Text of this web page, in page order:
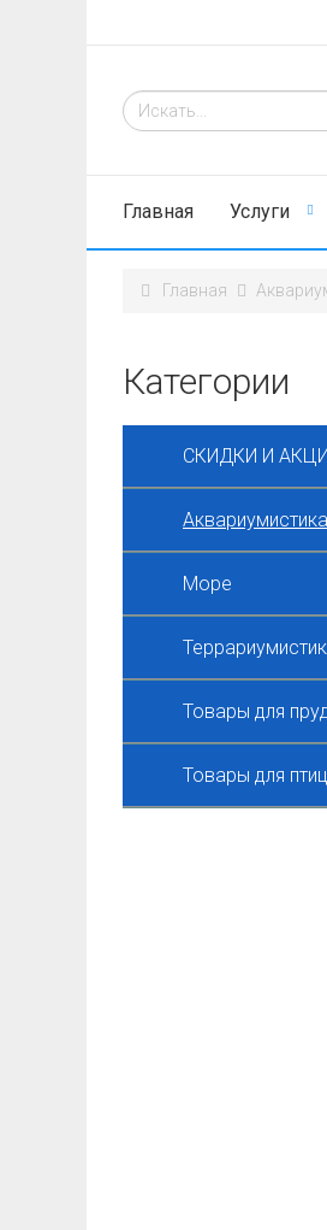
Главная Услуги
Главная
Категории
СКИДКИ И
Аквариумистика
Море
Товары для
Товары для птиц